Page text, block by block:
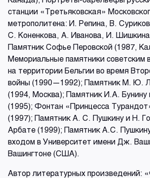
станции «Третьяковская»
метрополитена: И. Репина, В.
С. Коненкова, А. Иванова, И.
Памятник Софье Перовской (1987,
Мемориальные памятники советским
на территории Бельгии во время
войны (1990—1992); Памятник М. Ю.
(1994, Москва); Памятник И.А.
(1995); Фонтан «Принцесса
(1997); Памятник А. С. Пушкину и Н.
Арбате (1999); Памятник А.С.
входом в Университет имени Дж.
Вашингтоне (США).
Автор литературных произведений: